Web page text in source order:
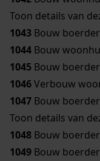
Toon details van
1043 Bouw
1044 Bouw
1045 Bouw
1046Verbouw
1047 Bouw
Toon details van
1048 Bouw
1049 Bouw